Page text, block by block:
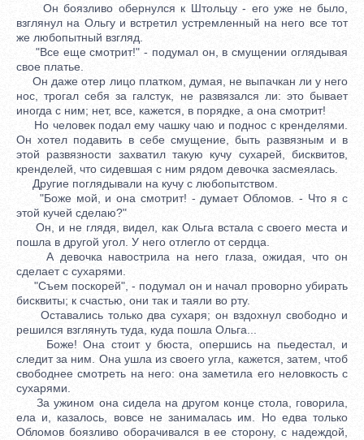
Он боязливо обернулся к Штольцу - его уже не было,
взглянул на Ольгу и встретил устремленный на него все тот
же любопытный взгляд.
"Все еще смотрит!" - подумал он, в смущении оглядывая
свое платье.
Он даже отер лицо платком, думая, не выпачкан ли у него
нос, трогал себя за галстук, не развязался ли: это бывает
иногда с ним; нет, все, кажется, в порядке, а она смотрит!
Но человек подал ему чашку чаю и поднос с кренделями.
Он хотел подавить в себе смущение, быть развязным и в
этой развязности захватил такую кучу сухарей, бисквитов,
кренделей, что сидевшая с ним рядом девочка засмеялась.
Другие поглядывали на кучу с любопытством.
"Боже мой, и она смотрит! - думает Обломов. - Что я с
этой кучей сделаю?"
Он, и не глядя, видел, как Ольга встала с своего места и
пошла в другой угол. У него отлегло от сердца.
А девочка навострила на него глаза, ожидая, что он
сделает с сухарями.
"Съем поскорей", - подумал он и начал проворно убирать
бисквиты; к счастью, они так и таяли во рту.
Оставались только два сухаря; он вздохнул свободно и
решился взглянуть туда, куда пошла Ольга...
Боже! Она стоит у бюста, опершись на пьедестал, и
следит за ним. Она ушла из своего угла, кажется, затем, чтоб
свободнее смотреть на него: она заметила его неловкость с
сухарями.
За ужином она сидела на другом конце стола, говорила,
ела и, казалось, вовсе не занималась им. Но едва только
Обломов боязливо оборачивался в ее сторону, с надеждой,